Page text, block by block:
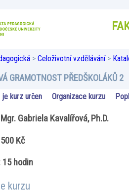
> Celoživotní vzdělávání>
GRAMOTNOST PŘEDŠKOLÁKŮ 2
je kurz určen Organizace kurzu
Gabriela Kavalířová, Ph.D.
Kč
15 hodin
kurzu